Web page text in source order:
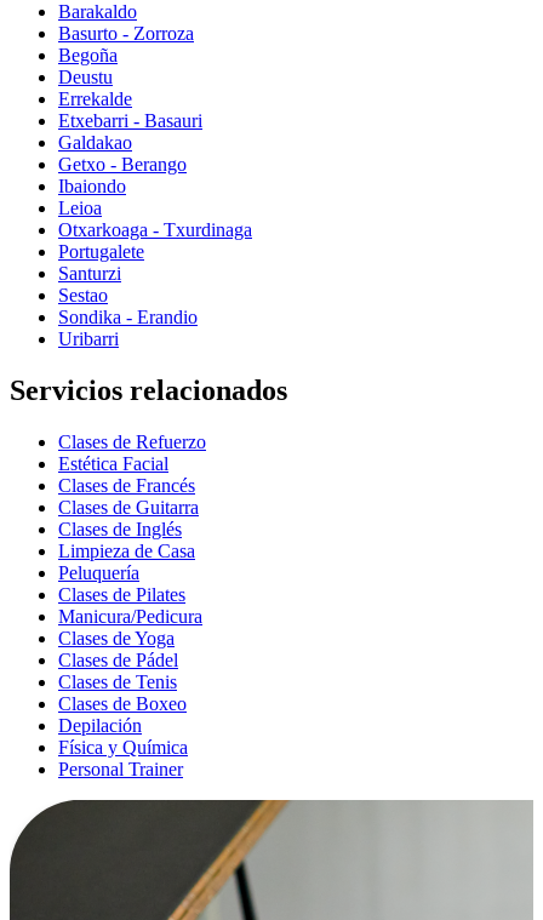
Barakaldo
Basurto - Zorroza
Begoña
Deustu
Errekalde
Etxebarri - Basauri
Galdakao
Getxo - Berango
Ibaiondo
Leioa
Otxarkoaga - Txurdinaga
Portugalete
Santurzi
Sestao
Sondika - Erandio
Uribarri
Servicios relacionados
Clases de Refuerzo
Estética Facial
Clases de Francés
Clases de Guitarra
Clases de Inglés
Limpieza de Casa
Peluquería
Clases de Pilates
Manicura/Pedicura
Clases de Yoga
Clases de Pádel
Clases de Tenis
Clases de Boxeo
Depilación
Física y Química
Personal Trainer